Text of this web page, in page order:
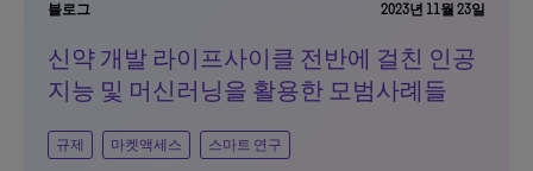
블로그 2023년 11월 23일
신약 개발 라이프사이클 전반에 걸친 인공
지능 및 머신러닝을 활용한 모범사례들
규제 마켓액세스 스마트 연구